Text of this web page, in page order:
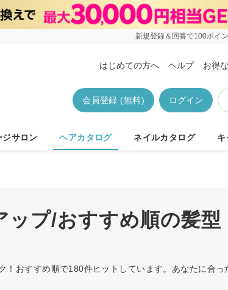
新規登録＆回答で100ポイ
はじめての方へ ヘルプ お得
ログイン
会員登録 (無料)
ジサロン ヘアカタログ ネイルカタログ キ
プ/おすすめ順の髪型
おすすめ順で180件ヒットしています。あなたに合